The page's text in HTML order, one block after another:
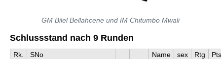
GM Bilel Bellahcene und IM Chitumbo Mwali
Schlussstand nach 9 Runden
Rk. SNo Name sex Rtg